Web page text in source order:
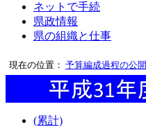
ネットで手続
県政情報
県の組織と仕事
現在の位置： 予算編成過程の公開
(累計)